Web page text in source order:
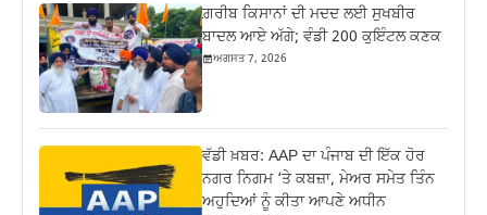
ਗ਼ਰੀਬ ਕਿਸਾਨਾਂ ਦੀ ਮਦਦ ਲਈ ਸੁਖਬੀਰ
ਬਾਦਲ ਆਏ ਅੱਗੇ; ਵੰਡੀ 200 ਕੁਇੰਟਲ ਕਣਕ
ਅਗਸਤ 7, 2026
ਵੱਡੀ ਖ਼ਬਰ: AAP ਦਾ ਪੰਜਾਬ ਦੀ ਇੱਕ ਹੋਰ
ਨਗਰ ਨਿਗਮ ‘ਤੇ ਕਬਜ਼ਾ, ਮੇਅਰ ਸਮੇਤ ਤਿੰਨ
ਅਹੁਦਿਆਂ ਨੂੰ ਕੀਤਾ ਆਪਣੇ ਅਧੀਨ